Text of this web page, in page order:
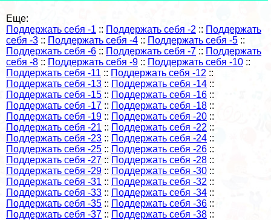
Еще:
Поддержать себя -1 :: Поддержать себя -2 :: Поддержать
себя -3 :: Поддержать себя -4 :: Поддержать себя -5 ::
Поддержать себя -6 :: Поддержать себя -7 :: Поддержать
себя -8 :: Поддержать себя -9 :: Поддержать себя -10 ::
Поддержать себя -11 :: Поддержать себя -12 ::
Поддержать себя -13 :: Поддержать себя -14 ::
Поддержать себя -15 :: Поддержать себя -16 ::
Поддержать себя -17 :: Поддержать себя -18 ::
Поддержать себя -19 :: Поддержать себя -20 ::
Поддержать себя -21 :: Поддержать себя -22 ::
Поддержать себя -23 :: Поддержать себя -24 ::
Поддержать себя -25 :: Поддержать себя -26 ::
Поддержать себя -27 :: Поддержать себя -28 ::
Поддержать себя -29 :: Поддержать себя -30 ::
Поддержать себя -31 :: Поддержать себя -32 ::
Поддержать себя -33 :: Поддержать себя -34 ::
Поддержать себя -35 :: Поддержать себя -36 ::
Поддержать себя -37 :: Поддержать себя -38 ::